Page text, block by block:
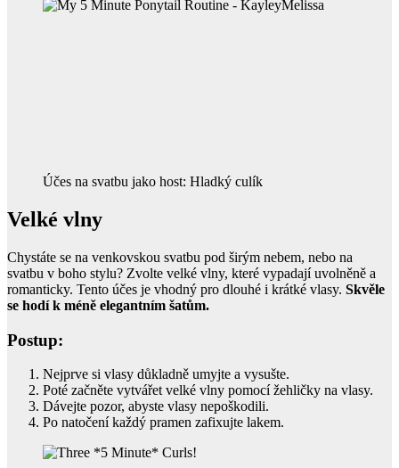
Účes na svatbu jako host: Hladký culík
Velké vlny
Chystáte se na venkovskou svatbu pod širým nebem, nebo na
svatbu v boho stylu? Zvolte velké vlny, které vypadají uvolněně a
romanticky. Tento účes je vhodný pro dlouhé i krátké vlasy. Skvěle
se hodí k méně elegantním šatům.
Postup:
Nejprve si vlasy důkladně umyjte a vysušte.
Poté začněte vytvářet velké vlny pomocí žehličky na vlasy.
Dávejte pozor, abyste vlasy nepoškodili.
Po natočení každý pramen zafixujte lakem.